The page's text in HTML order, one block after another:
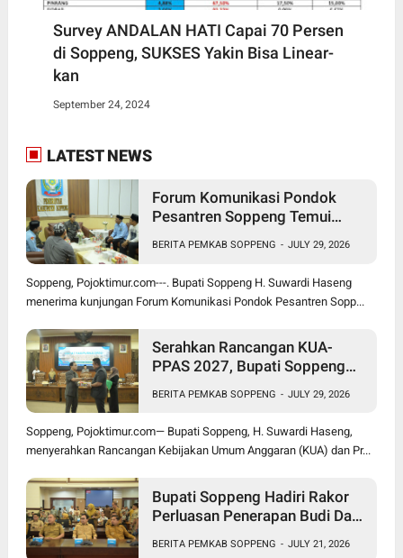
Survey ANDALAN HATI Capai 70 Persen
di Soppeng, SUKSES Yakin Bisa Linear-
kan
September 24, 2024
LATEST NEWS
Forum Komunikasi Pondok
Pesantren Soppeng Temui
BERITA PEMKAB SOPPENG - JULY 29, 2026
Soppeng, Pojoktimur.com---. Bupati Soppeng H. Suwardi Haseng
menerima kunjungan Forum Komunikasi Pondok Pesantren Sopp...
Serahkan Rancangan KUA-
PPAS 2027, Bupati Soppeng
Tengah Tekanan Fiskal
BERITA PEMKAB SOPPENG - JULY 29, 2026
Soppeng, Pojoktimur.com— Bupati Soppeng, H. Suwardi Haseng,
menyerahkan Rancangan Kebijakan Umum Anggaran (KUA) dan Pr...
Bupati Soppeng Hadiri Rakor
Perluasan Penerapan Budi Daya
BERITA PEMKAB SOPPENG - JULY 21, 2026